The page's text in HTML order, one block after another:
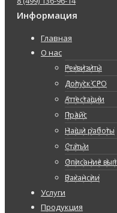
Информация
Главная
О нас
Реквизиты
Допуск СРО
Аттестации
Прайс
Наши работы
Статьи
Описание
Вакансии
Услуги
Продукция